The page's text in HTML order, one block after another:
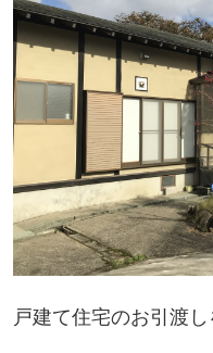
戸建て住宅のお引渡し